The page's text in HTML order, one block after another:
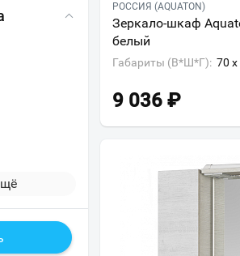
РОССИЯ (AQUATON)
Зеркало-шкаф
белый
Габариты (В*Ш*Г): 70 x
9 036 ₽